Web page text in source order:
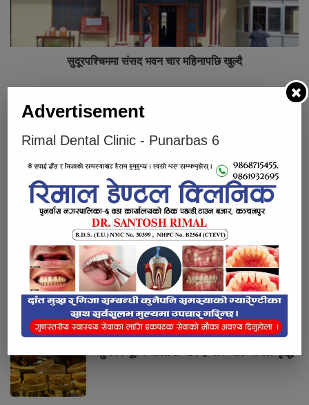
सुदूरपश्चिममा संसद भवन चार महिनापछि खुल्दै
भर्खरै लोकप्रिय प्रतिक्रियाहरु
पुनर्वासबाट लागुऔषधसहित चार जना पक्राउ
Advertisement
Rimal Dental Clinic - Punarbas 6